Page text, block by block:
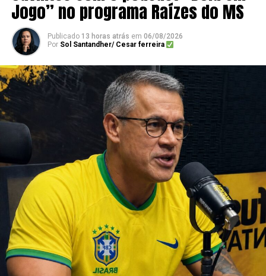
Jogo” no programa Raízes do MS
Publicado 13 horas atrás em 06/08/2026
Por Sol Santandher/ Cesar ferreira